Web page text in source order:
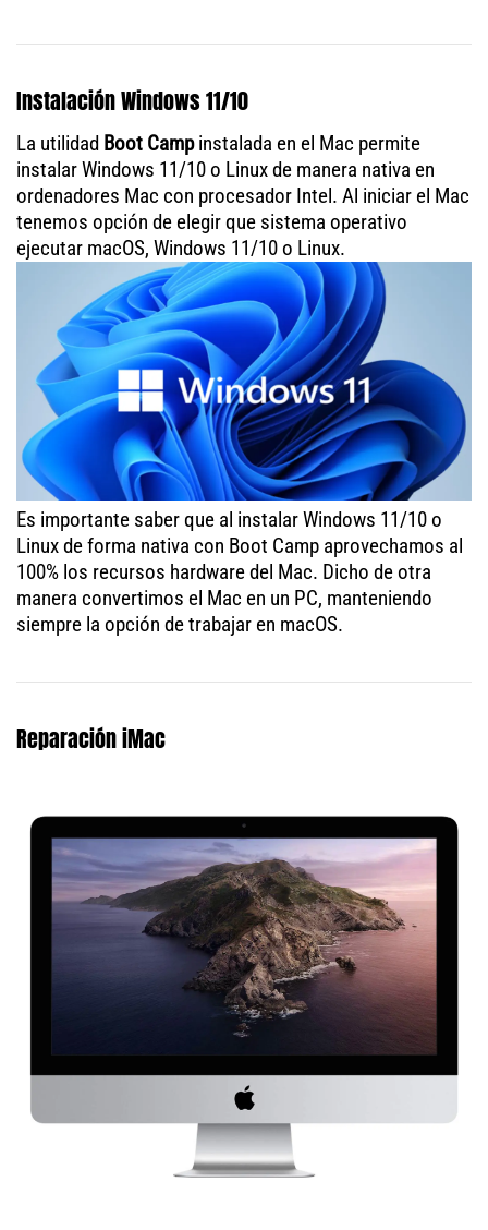
Instalación Windows 11/10
La utilidad Boot Campinstalada en el Mac permite
instalar Windows 11/10 o Linux de manera nativa en
ordenadores Mac con procesador Intel. Al iniciar el Mac
tenemos opción de elegir que sistema operativo
ejecutar macOS, Windows 11/10 o Linux.
Es importante saber que al instalar Windows 11/10 o
Linux de forma nativa con Boot Camp aprovechamos al
100% los recursos hardware del Mac. Dicho de otra
manera convertimos el Mac en un PC, manteniendo
siempre la opción de trabajar en macOS.
Reparación iMac